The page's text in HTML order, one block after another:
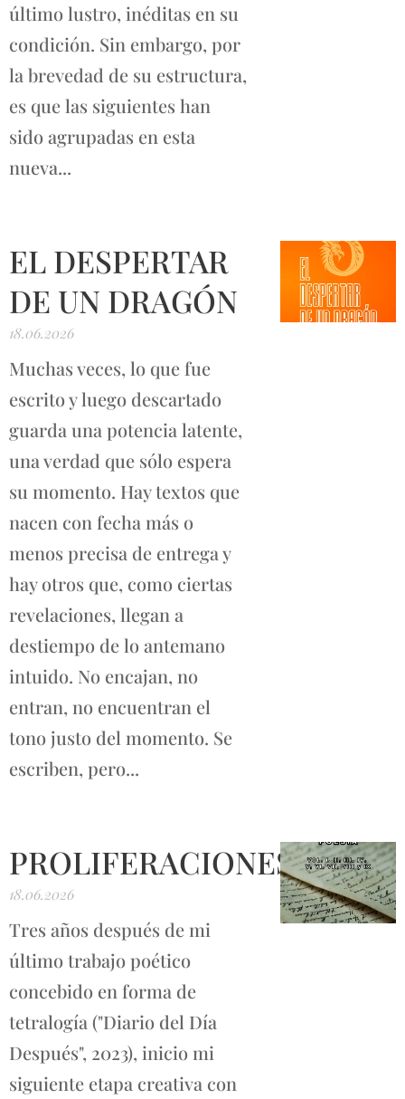
último lustro, inéditas en su
condición. Sin embargo, por
la brevedad de su estructura,
es que las siguientes han
sido agrupadas en esta
nueva...
EL DESPERTAR
DE UN DRAGÓN
18.06.2026
Muchas veces, lo que fue
escrito y luego descartado
guarda una potencia latente,
una verdad que sólo espera
su momento. Hay textos que
nacen con fecha más o
menos precisa de entrega y
hay otros que, como ciertas
revelaciones, llegan a
destiempo de lo antemano
intuido. No encajan, no
entran, no encuentran el
tono justo del momento. Se
escriben, pero...
PROLIFERACIONES
18.06.2026
Tres años después de mi
último trabajo poético
concebido en forma de
tetralogía ("Diario del Día
Después", 2023), inicio mi
siguiente etapa creativa con